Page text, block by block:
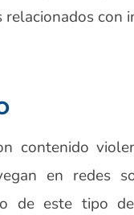
con
contenido
en redes
de este tipo